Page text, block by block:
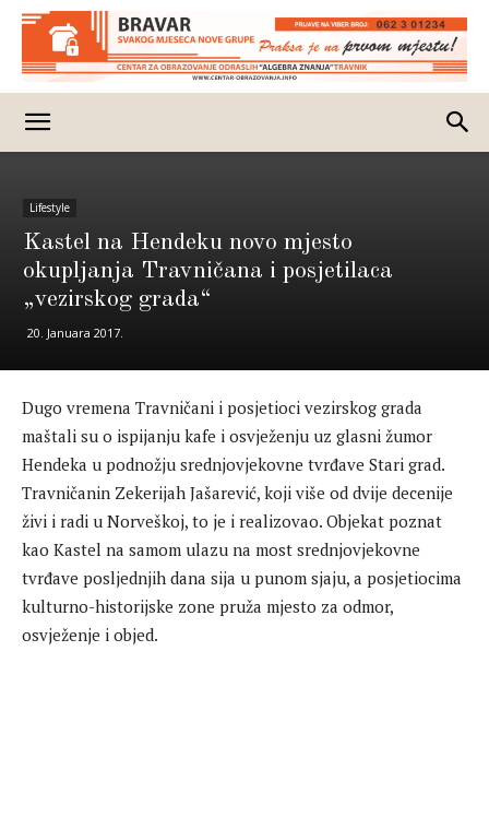
Lifestyle
Kastel na Hendeku novo mjesto
okupljanja Travničana i posjetilaca
„vezirskog grada“
20. Januara 2017.
Dugo vremena Travničani i posjetioci vezirskog grada
maštali su o ispijanju kafe i osvježenju uz glasni žumor
Hendeka u podnožju srednjovjekovne tvrđave Stari grad.
Travničanin Zekerijah Jašarević, koji više od dvije decenije
živi i radi u Norveškoj, to je i realizovao. Objekat poznat
kao Kastel na samom ulazu na most srednjovjekovne
tvrđave posljednjih dana sija u punom sjaju, a posjetiocima
kulturno-historijske zone pruža mjesto za odmor,
osvježenje i objed.